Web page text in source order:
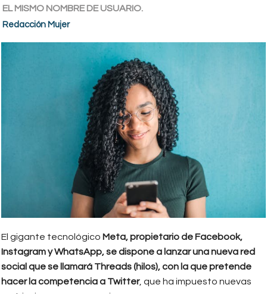
EL MISMO NOMBRE DE USUARIO.
Redacción Mujer
El gigante tecnológico Meta, propietario de Facebook,
Instagram y WhatsApp, se dispone a lanzar una nueva red
social que se llamará Threads (hilos), con la que pretende
hacer la competencia a Twitter, que ha impuesto nuevas